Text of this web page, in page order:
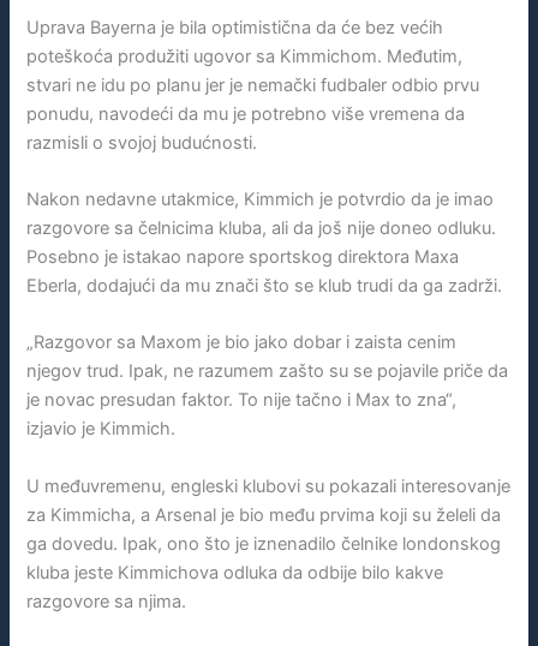
Uprava Bayerna je bila optimistična da će bez većih
poteškoća produžiti ugovor sa Kimmichom. Međutim,
stvari ne idu po planu jer je nemački fudbaler odbio prvu
ponudu, navodeći da mu je potrebno više vremena da
razmisli o svojoj budućnosti.
Nakon nedavne utakmice, Kimmich je potvrdio da je imao
razgovore sa čelnicima kluba, ali da još nije doneo odluku.
Posebno je istakao napore sportskog direktora Maxa
Eberla, dodajući da mu znači što se klub trudi da ga zadrži.
„Razgovor sa Maxom je bio jako dobar i zaista cenim
njegov trud. Ipak, ne razumem zašto su se pojavile priče da
je novac presudan faktor. To nije tačno i Max to zna“,
izjavio je Kimmich.
U međuvremenu, engleski klubovi su pokazali interesovanje
za Kimmicha, a Arsenal je bio među prvima koji su želeli da
ga dovedu. Ipak, ono što je iznenadilo čelnike londonskog
kluba jeste Kimmichova odluka da odbije bilo kakve
razgovore sa njima.